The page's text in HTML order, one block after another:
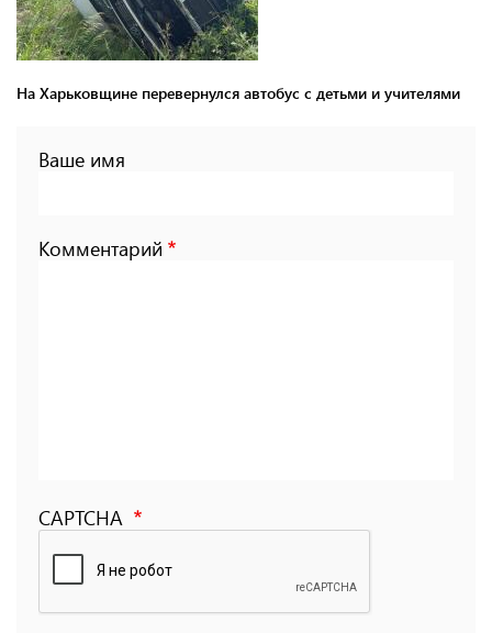
На Харьковщине перевернулся автобус с детьми и учителями
Ваше имя
Комментарий
CAPTCHA